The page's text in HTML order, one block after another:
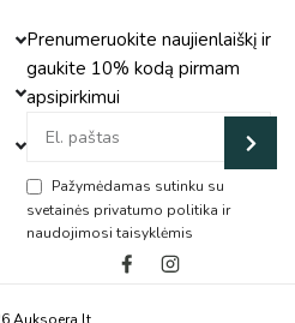
Prenumeruokite naujienlaiškį ir
gaukite 10% kodą pirmam
apsipirkimui
Pažymėdamas sutinku su
svetainės privatumo politika ir
naudojimosi taisyklėmis
Alternative: